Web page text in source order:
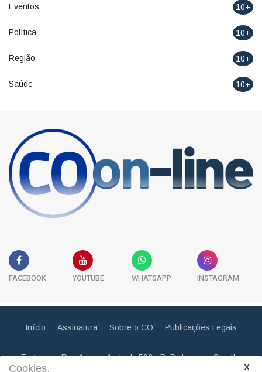
Cookies.
Eventos 10+
Política 10+
Região 10+
Saúde 10+
FACEBOOK YOUTUBE WHATSAPP INSTAGRAM
Início Assinatura Sobre o CO Publicações Legais
Endereço: Rua Aristeu Andrioli, 592 - B. Pinheiros - Otacílio